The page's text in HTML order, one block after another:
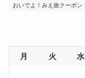
おいでよ！みえ旅クーポン
月 火 水